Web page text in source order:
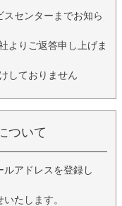
スセンターまでお知ら
よりご返答申し上げま
しておりません
ついて
ルアドレスを登録し
たします。